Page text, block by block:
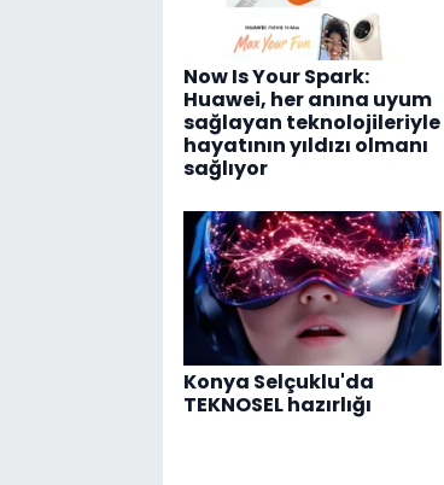
Now Is Your Spark:
Huawei, her anına uyum
sağlayan teknolojileriyle
hayatının yıldızı olmanı
sağlıyor
Konya Selçuklu'da
TEKNOSEL hazırlığı